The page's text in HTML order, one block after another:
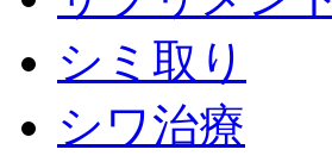
シミ取り
シワ治療